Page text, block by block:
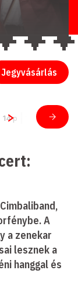
Jegyvásárlás
A
a zenekar
lesznek a
hanggal és